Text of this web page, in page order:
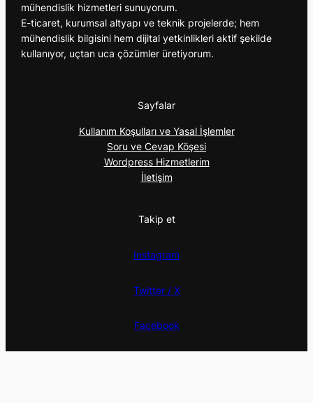
mühendislik hizmetleri sunuyorum.
E-ticaret, kurumsal altyapı ve teknik projelerde; hem
mühendislik bilgisini hem dijital yetkinlikleri aktif şekilde
kullanıyor, uçtan uca çözümler üretiyorum.
Sayfalar
Kullanım Koşulları ve Yasal İşlemler
Soru ve Cevap Köşesi
Wordpress Hizmetlerim
İletişim
Takip et
Instagram
Twitter / X
Facebook